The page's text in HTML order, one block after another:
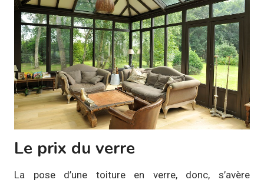
Le prix du verre
La pose d’une toiture en verre, donc, s’avère